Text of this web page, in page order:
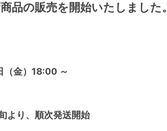
商品の販売を開始いたしました。
金）18:00 ～
より、順次発送開始